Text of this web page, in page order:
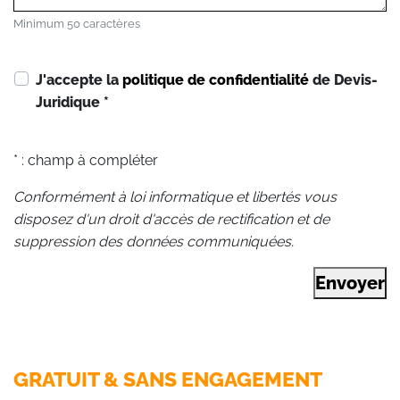
Minimum 50 caractères
J'accepte la politique de confidentialité de Devis-
Juridique *
* : champ à compléter
Conformément à loi informatique et libertés vous
disposez d'un droit d'accès de rectification et de
suppression des données communiquées.
Envoyer
GRATUIT & SANS ENGAGEMENT